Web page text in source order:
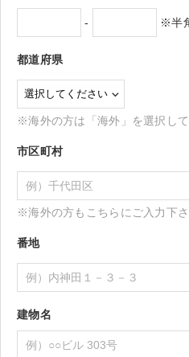
- ※半
都道府県
※海外の方は「海外」を選択して
市区町村
※海外の方もこちらにご入力下さ
番地
建物名